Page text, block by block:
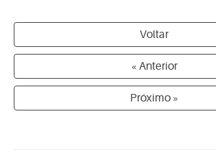
Voltar
« Anterior
Próximo »